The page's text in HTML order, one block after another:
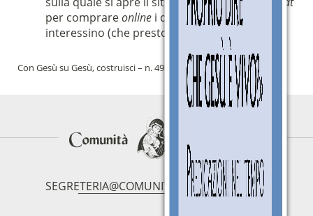
per comprareonline i quaderni o i libri che
interessino (che presto saranno di più!).
Con Gesù su Gesù, costruisci – n. 49 – maggio 2023 Download
SEGRETERIA@COMUNITAMAGNIFICAT.ORG